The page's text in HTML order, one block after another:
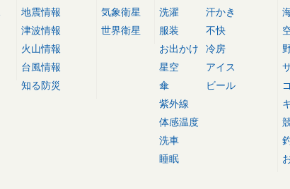
地震情報
津波情報
火山情報
台風情報
知る防災
気象衛星
世界衛星
洗濯
服装
お出かけ
星空
傘
紫外線
体感温度
洗車
睡眠
汗かき
不快
冷房
アイス
ビール